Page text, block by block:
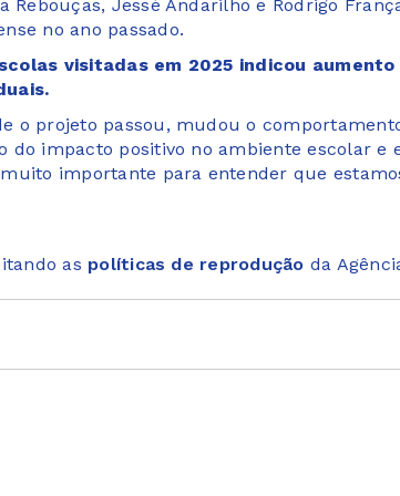
Rebouças, Jessé Andarilho e Rodrigo
no ano passado.
visitadas em 2025 indicou
o projeto passou, mudou o
do impacto positivo no ambiente escolar e
importante para entender que
as políticas de reprodução da